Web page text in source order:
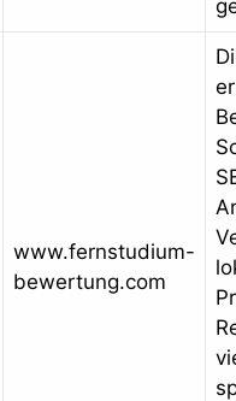
www.fernstudium-
bewertung.com